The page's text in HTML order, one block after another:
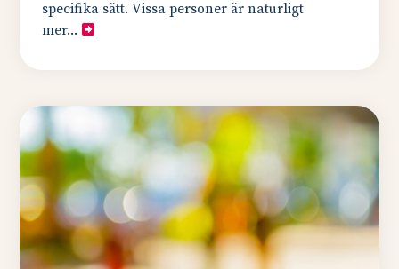
specifika sätt. Vissa personer är naturligt
mer...